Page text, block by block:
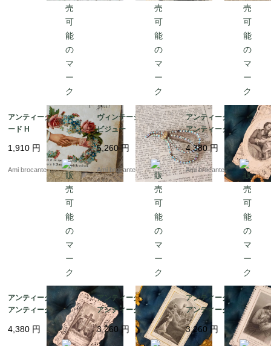
アンティークポストカ
ード H
1,910 円
Ami brocante
ヴィンテージブローチ
ビジュー
5,260 円
Ami brocante
アンティークカニヴェ
アンティークレースカ
ード ホーリーカード
4,380円
Ami brocante
アンティークカニヴェ
アンティークレースカ
ード ホーリーカード 十
字架
4,380 円
アンティークカニヴェ
アンティークレースカ
ード ホ?リーカード
3,260円
アンティークカニヴェ
アンティークレースカ
ード 1893年
3,260 円